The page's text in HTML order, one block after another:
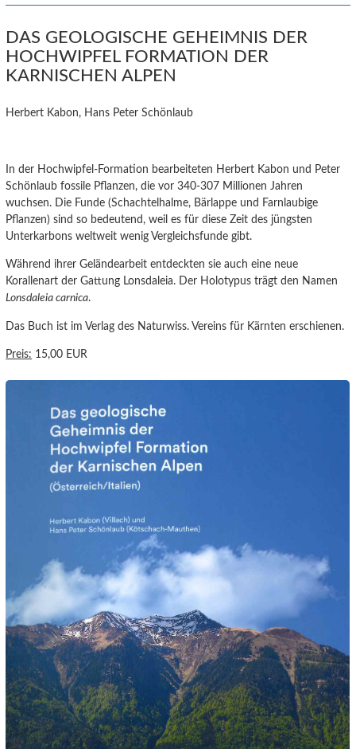
DAS GEOLOGISCHE GEHEIMNIS DER
HOCHWIPFEL FORMATION DER
KARNISCHEN ALPEN
Herbert Kabon, Hans Peter Schönlaub
In der Hochwipfel-Formation bearbeiteten Herbert Kabon und Peter
Schönlaub fossile Pflanzen, die vor 340-307 Millionen Jahren
wuchsen. Die Funde (Schachtelhalme, Bärlappe und Farnlaubige
Pflanzen) sind so bedeutend, weil es für diese Zeit des jüngsten
Unterkarbons weltweit wenig Vergleichsfunde gibt.
Während ihrer Geländearbeit entdeckten sie auch eine neue
Korallenart der Gattung Lonsdaleia. Der Holotypus trägt den Namen
Lonsdaleia carnica.
Das Buch ist im Verlag des Naturwiss. Vereins für Kärnten erschienen.
Preis: 15,00 EUR